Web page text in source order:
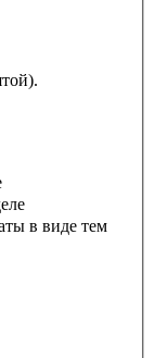
в виде тем